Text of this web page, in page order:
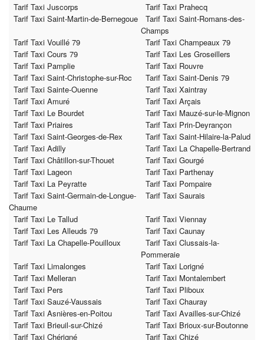
Tarif Taxi Juscorps
Tarif Taxi Prahecq
Tarif Taxi Saint-Martin-de-Bernegoue
Tarif Taxi Saint-Romans-des-
Champs
Tarif Taxi Vouillé 79
Tarif Taxi Champeaux 79
Tarif Taxi Cours 79
Tarif Taxi Les Groseillers
Tarif Taxi Pamplie
Tarif Taxi Rouvre
Tarif Taxi Saint-Christophe-sur-Roc
Tarif Taxi Saint-Denis 79
Tarif Taxi Sainte-Ouenne
Tarif Taxi Xaintray
Tarif Taxi Amuré
Tarif Taxi Arçais
Tarif Taxi Le Bourdet
Tarif Taxi Mauzé-sur-le-Mignon
Tarif Taxi Priaires
Tarif Taxi Prin-Deyrançon
Tarif Taxi Saint-Georges-de-Rex
Tarif Taxi Saint-Hilaire-la-Palud
Tarif Taxi Adilly
Tarif Taxi La Chapelle-Bertrand
Tarif Taxi Châtillon-sur-Thouet
Tarif Taxi Gourgé
Tarif Taxi Lageon
Tarif Taxi Parthenay
Tarif Taxi La Peyratte
Tarif Taxi Pompaire
Tarif Taxi Saint-Germain-de-Longue-
Chaume
Tarif Taxi Saurais
Tarif Taxi Le Tallud
Tarif Taxi Viennay
Tarif Taxi Les Alleuds 79
Tarif Taxi Caunay
Tarif Taxi La Chapelle-Pouilloux
Tarif Taxi Clussais-la-
Pommeraie
Tarif Taxi Limalonges
Tarif Taxi Lorigné
Tarif Taxi Melleran
Tarif Taxi Montalembert
Tarif Taxi Pers
Tarif Taxi Pliboux
Tarif Taxi Sauzé-Vaussais
Tarif Taxi Chauray
Tarif Taxi Asnières-en-Poitou
Tarif Taxi Availles-sur-Chizé
Tarif Taxi Brieuil-sur-Chizé
Tarif Taxi Brioux-sur-Boutonne
Tarif Taxi Chérigné
Tarif Taxi Chizé